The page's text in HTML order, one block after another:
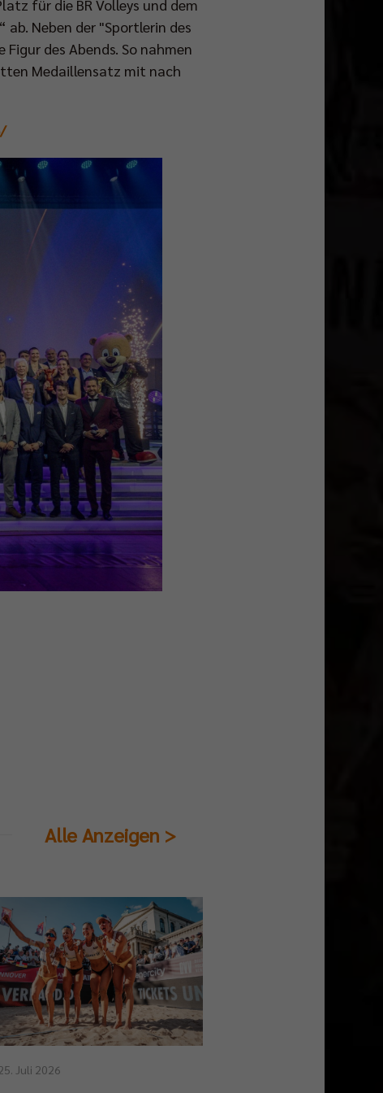
für die BR Volleys und dem
ab. Neben der "Sportlerin des
des Abends. So nahmen
Medaillensatz mit nach
Alle Anzeigen >
Juli 2026